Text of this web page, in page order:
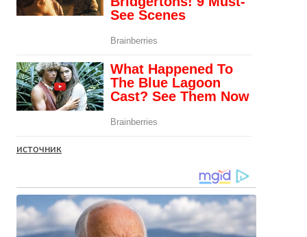
источник